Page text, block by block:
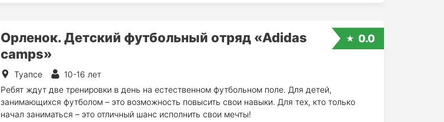
Орленок. Детский футбольный отряд «Adidas
camps»
Туапсе
10-16 лет
Ребят ждут две тренировки в день на естественном футбольном поле. Для детей,
занимающихся футболом – это возможность повысить свои навыки. Для тех, кто только
начал заниматься – это отличный шанс исполнить свои мечты!
0.0